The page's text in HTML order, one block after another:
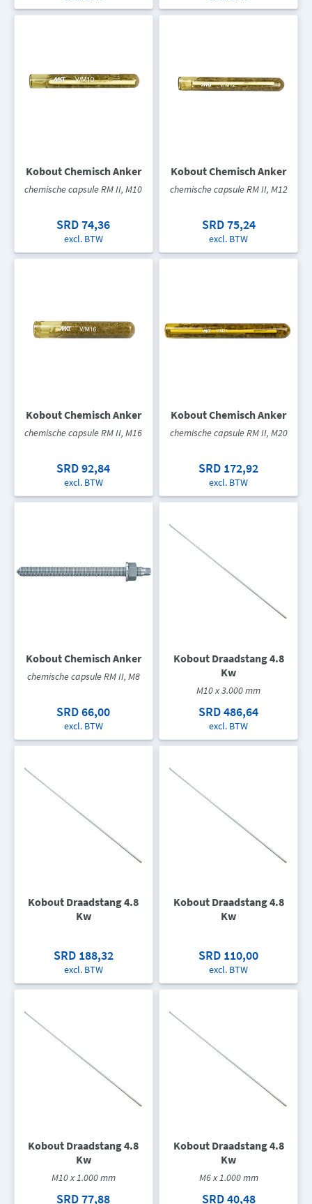
Kobout Chemisch Anker
chemische capsule RM II, M10
SRD 74,36
excl. BTW
Kobout Chemisch Anker
chemische capsule RM II, M12
SRD 75,24
excl. BTW
Kobout Chemisch Anker
chemische capsule RM II, M16
SRD 92,84
excl. BTW
Kobout Chemisch Anker
chemische capsule RM II, M20
SRD 172,92
excl. BTW
Kobout Chemisch Anker
chemische capsule RM II, M8
SRD 66,00
excl. BTW
Kobout Draadstang 4.8
Kw
M10 x 3.000 mm
SRD 486,64
excl. BTW
Kobout Draadstang 4.8
Kw
SRD 188,32
excl. BTW
Kobout Draadstang 4.8
Kw
SRD 110,00
excl. BTW
Kobout Draadstang 4.8
Kw
M10 x 1.000 mm
SRD 77,88
Kobout Draadstang 4.8
Kw
M6 x 1.000 mm
SRD 40,48